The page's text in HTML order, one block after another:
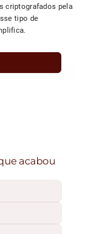
criptografados pela
tipo de